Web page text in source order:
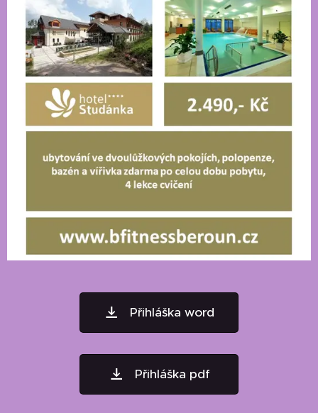
Přihláška word
Přihláška pdf